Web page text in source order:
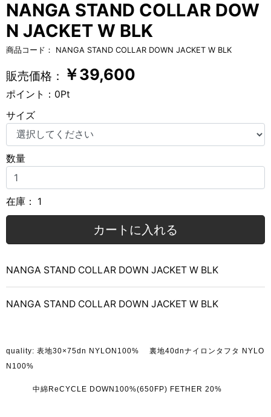
NANGA STAND COLLAR DOW
N JACKET W BLK
商品コード： NANGA STAND COLLAR DOWN JACKET W BLK
販売価格： ￥39,600
ポイント： 0Pt
サイズ
数量
在庫： 1
カートに入れる
NANGA STAND COLLAR DOWN JACKET W BLK
NANGA STAND COLLAR DOWN JACKET W BLK
quality: 表地30×75dn NYLON100% 裏地40dnナイロンタフタ NYLO
N100%
中綿ReCYCLE DOWN100%(650FP) FETHER 20%